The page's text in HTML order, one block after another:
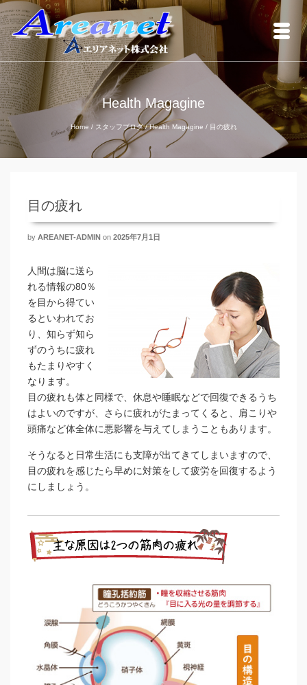
Health Magagine
Home / スタッフブログ / Health Magagine / 目の疲れ
目の疲れ
by AREANET-ADMIN on 2025年7月1日
人間は脳に送ら
れる情報の80％
を目から得てい
るといわれてお
り、知らず知ら
ずのうちに疲れ
もたまりやすく
なります。
目の疲れも体と同様で、休息や睡眠などで回復できるうち
はよいのですが、さらに疲れがたまってくると、肩こりや
頭痛など体全体に悪影響を与えてしまうこともあります。
そうなると日常生活にも支障が出てきてしまいますので、
目の疲れを感じたら早めに対策をして疲労を回復するよう
にしましょう。